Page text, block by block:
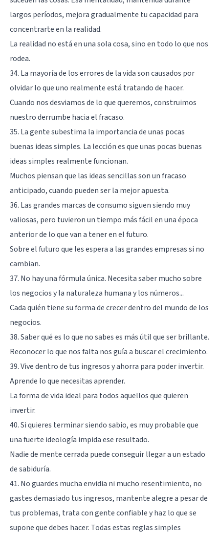
largos períodos, mejora gradualmente tu capacidad para
concentrarte en la realidad.
La realidad no está en una sola cosa, sino en todo lo que nos
rodea.
34. La mayoría de los errores de la vida son causados por
olvidar lo que uno realmente está tratando de hacer.
Cuando nos desviamos de lo que queremos, construimos
nuestro derrumbe hacia el fracaso.
35. La gente subestima la importancia de unas pocas
buenas ideas simples. La lección es que unas pocas buenas
ideas simples realmente funcionan.
Muchos piensan que las ideas sencillas son un fracaso
anticipado, cuando pueden ser la mejor apuesta.
36. Las grandes marcas de consumo siguen siendo muy
valiosas, pero tuvieron un tiempo más fácil en una época
anterior de lo que van a tener en el futuro.
Sobre el futuro que les espera a las grandes empresas si no
cambian.
37. No hay una fórmula única. Necesita saber mucho sobre
los negocios y la naturaleza humana y los números...
Cada quién tiene su forma de crecer dentro del mundo de los
negocios.
38. Saber qué es lo que no sabes es más útil que ser brillante.
Reconocer lo que nos falta nos guía a buscar el crecimiento.
39. Vive dentro de tus ingresos y ahorra para poder invertir.
Aprende lo que necesitas aprender.
La forma de vida ideal para todos aquellos que quieren
invertir.
40. Si quieres terminar siendo sabio, es muy probable que
una fuerte ideología impida ese resultado.
Nadie de mente cerrada puede conseguir llegar a un estado
de sabiduría.
41. No guardes mucha envidia ni mucho resentimiento, no
gastes demasiado tus ingresos, mantente alegre a pesar de
tus problemas, trata con gente confiable y haz lo que se
supone que debes hacer. Todas estas reglas simples